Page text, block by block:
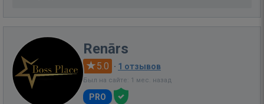
Renārs
5.0 · 1 отзывов
Был на сайте: 1 мес. назад
PRO